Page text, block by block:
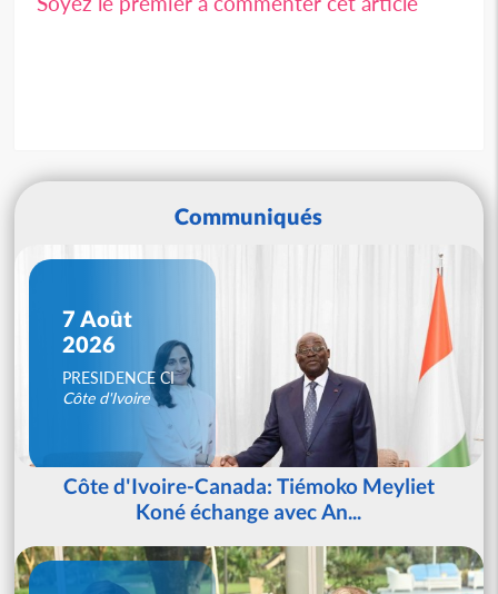
Communiqués
7 Août
2026
PRESIDENCE CI
Côte d'Ivoire
Côte d'Ivoire-Canada: Tiémoko Meyliet
Koné échange avec An...